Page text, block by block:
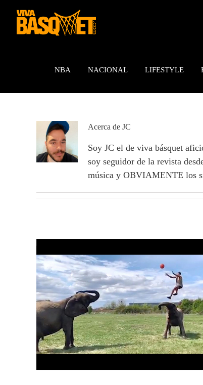
contenido
NBA NACIONAL LIFESTYLE
Acerca de JC
Soy JC el de viva básquet
soy seguidor de la revista
música y OBVIAMENTE los